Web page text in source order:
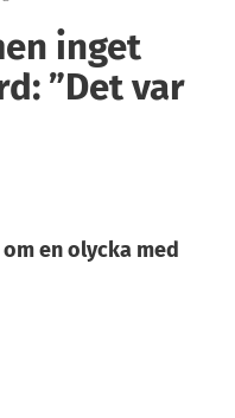
inget
”Det var
en olycka med